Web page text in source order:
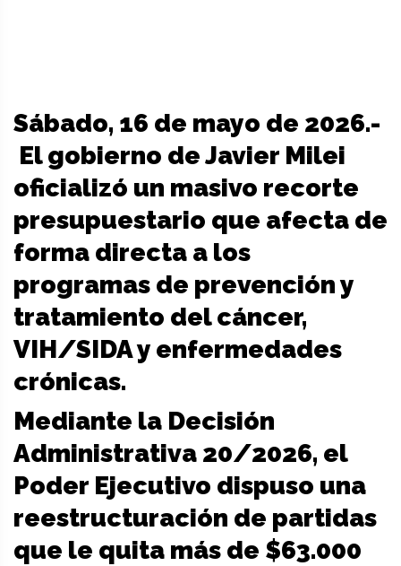
Sábado, 16 de mayo de 2026.-
El gobierno de Javier Milei
oficializó un masivo recorte
presupuestario que afecta de
forma directa a los
programas de prevención y
tratamiento del cáncer,
VIH/SIDA y enfermedades
crónicas.
Mediante la Decisión
Administrativa 20/2026, el
Poder Ejecutivo dispuso una
reestructuración de partidas
que le quita más de $63.000